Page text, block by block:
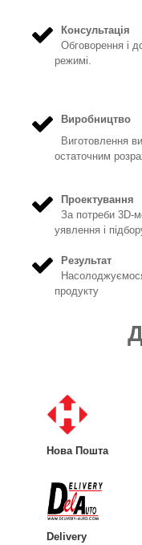
Консультація
Обговорення і
режимі.
Виробництво
Виготовлення
остаточним
Проектування
За потреби 3D-
уявлення і
Результат
продукту
Нова Пошта
Delivery